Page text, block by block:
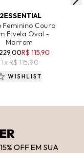
Feminino Couro
Fivela Oval -
Marrom
R$ 115,90
1 x R$ 115,90
WISHLIST
% OFF EM SUA